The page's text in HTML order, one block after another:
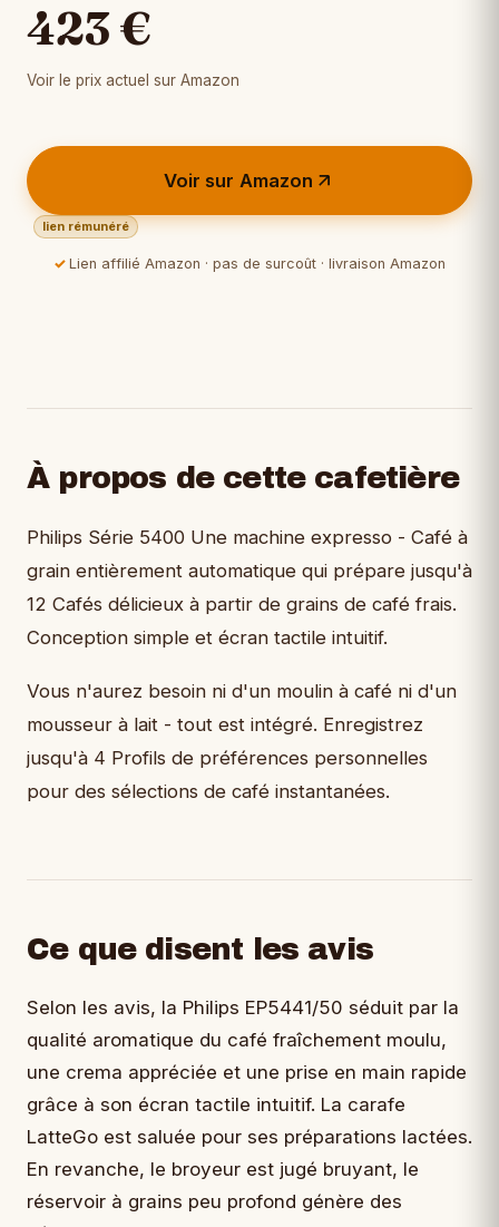
423 €
Voir le prix actuel sur Amazon
Voir sur Amazon
lien rémunéré
Lien affilié Amazon · pas de surcoût · livraison Amazon
À propos de cette cafetière
Philips Série 5400 Une machine expresso - Café à
grain entièrement automatique qui prépare jusqu'à
12 Cafés délicieux à partir de grains de café frais.
Conception simple et écran tactile intuitif.
Vous n'aurez besoin ni d'un moulin à café ni d'un
mousseur à lait - tout est intégré. Enregistrez
jusqu'à 4 Profils de préférences personnelles
pour des sélections de café instantanées.
Ce que disent les avis
Selon les avis, la Philips EP5441/50 séduit par la
qualité aromatique du café fraîchement moulu,
une crema appréciée et une prise en main rapide
grâce à son écran tactile intuitif. La carafe
LatteGo est saluée pour ses préparations lactées.
En revanche, le broyeur est jugé bruyant, le
réservoir à grains peu profond génère des